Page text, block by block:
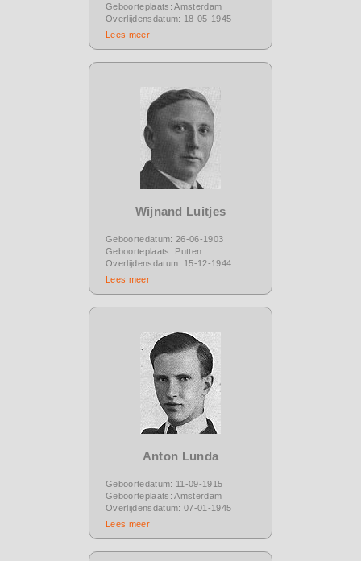
Geboorteplaats: Amsterdam
Overlijdensdatum: 18-05-1945
Lees meer
Wijnand Luitjes
Geboortedatum: 26-06-1903
Geboorteplaats: Putten
Overlijdensdatum: 15-12-1944
Lees meer
Anton Lunda
Geboortedatum: 11-09-1915
Geboorteplaats: Amsterdam
Overlijdensdatum: 07-01-1945
Lees meer